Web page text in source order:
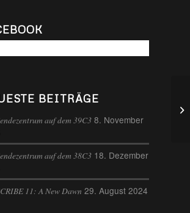
BEITRÄGE
auf dem 39C3 8. November
auf dem 38C3 18. Dezember
11: A New Dawn 29. August 2024